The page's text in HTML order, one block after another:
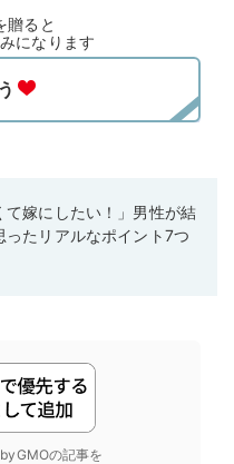
贈ると
になります
て嫁にしたい！」男性が結
たリアルなポイント7つ
の記事を